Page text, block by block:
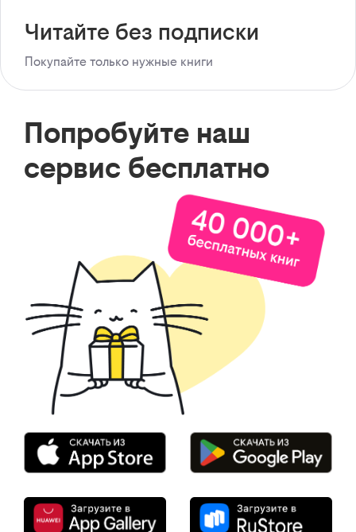
Читайте без подписки
Покупайте только нужные книги
Попробуйте наш
сервис бесплатно